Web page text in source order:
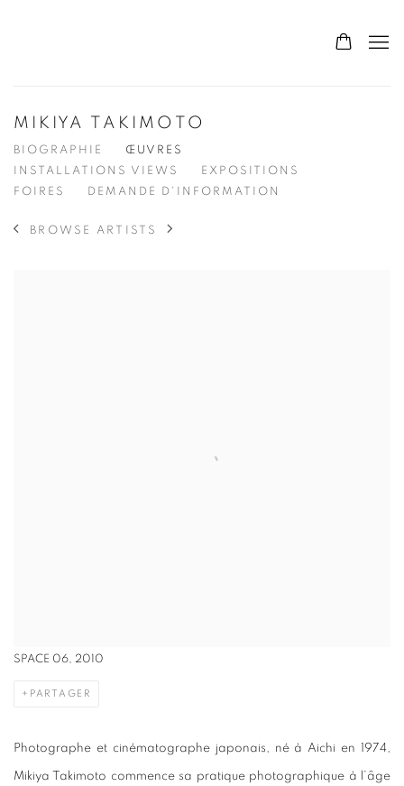
MIKIYA TAKIMOTO
BIOGRAPHIE
ŒUVRES
INSTALLATIONS VIEWS
EXPOSITIONS
FOIRES
DEMANDE D'INFORMATION
BROWSE ARTISTS
SPACE 06, 2010
PARTAGER
Photographe et cinématographe japonais, né à Aichi en 1974,
Mikiya Takimoto commence sa pratique photographique à l’âge